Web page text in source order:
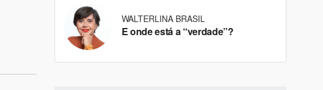
WALTERLINA BRASIL
E onde está a “verdade”?